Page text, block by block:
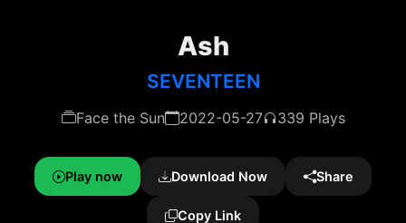
Ash
SEVENTEEN
Face the Sun 2022-05-27 339 Plays
Play now Download Now Share
Copy Link